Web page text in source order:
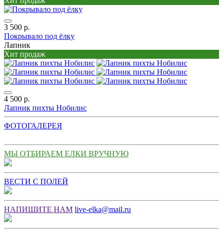
3 500 р.
Покрывало под ёлку
Лапник
Хит продаж
4 500 р.
Лапник пихты Нобилис
ФОТОГАЛЕРЕЯ
МЫ ОТБИРАЕМ ЕЛКИ ВРУЧНУЮ
ВЕСТИ С ПОЛЕЙ
НАПИШИТЕ НАМ live-elka@mail.ru